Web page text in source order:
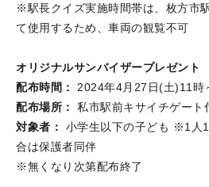
※駅長クイズ実施時間帯は、枚方市
て使用するため、車両の観覧不可
オリジナルサンバイザープレゼント
配布時間：
2024年4月27日(土)11時
配布場所：
私市駅前キサイチゲート
対象者：
小学生以下の子ども ※1人
合は保護者同伴
※無くなり次第配布終了